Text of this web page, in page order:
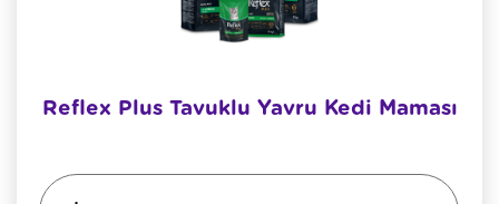
Reflex Plus Tavuklu Yavru Kedi Maması